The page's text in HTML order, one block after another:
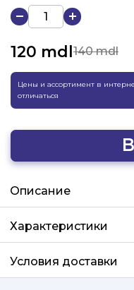
120 mdl140 mdl
Цены и ассортимент в
отличаться
Описание
Характеристики
Условия доставки